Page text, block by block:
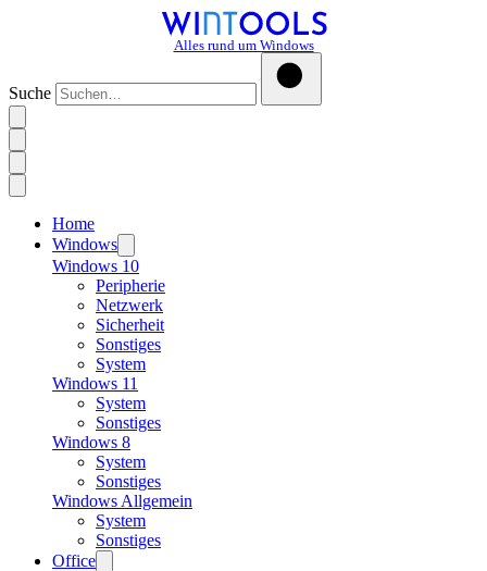
Alles rund um Windows
Suche
Home
Windows
Windows 10
Peripherie
Netzwerk
Sicherheit
Sonstiges
System
Windows 11
System
Sonstiges
Windows 8
System
Sonstiges
Windows Allgemein
System
Sonstiges
Office